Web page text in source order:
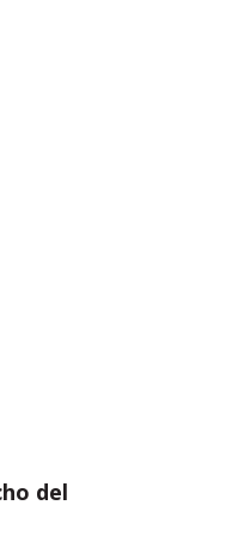
del